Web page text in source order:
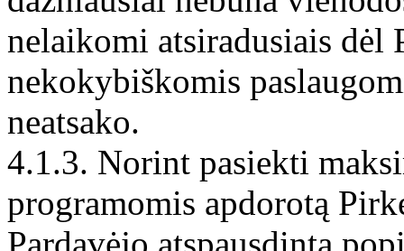
nelaikomi atsiradusiais dėl
nekokybiškomis
neatsako.
4.1.3. Norint pasiekti
programomis apdorotą